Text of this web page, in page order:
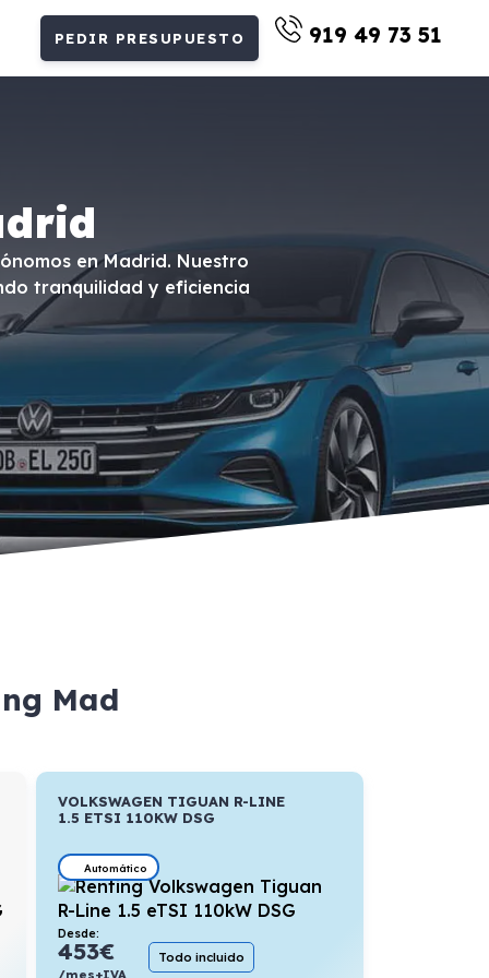
PEDIR PRESUPUESTO 919 49 73 51
en Madrid. Nuestro
tranquilidad y eficiencia
Mad
VOLKSWAGEN TIGUAN R-LINE
1.5 ETSI 110KW DSG
Automático
Desde:
453€
/mes+IVA
Todo incluido